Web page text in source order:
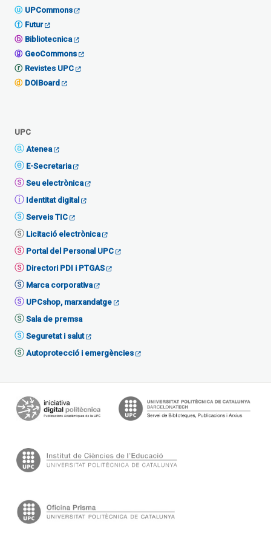
UPCommons
Futur
Bibliotecnica
GeoCommons
Revistes UPC
DOIBoard
UPC
Atenea
E-Secretaria
Seu electrònica
Identitat digital
Serveis TIC
Licitació electrònica
Portal del Personal UPC
Directori PDI i PTGAS
Marca corporativa
UPCshop, marxandatge
Sala de premsa
Seguretat i salut
Autoprotecció i emergències